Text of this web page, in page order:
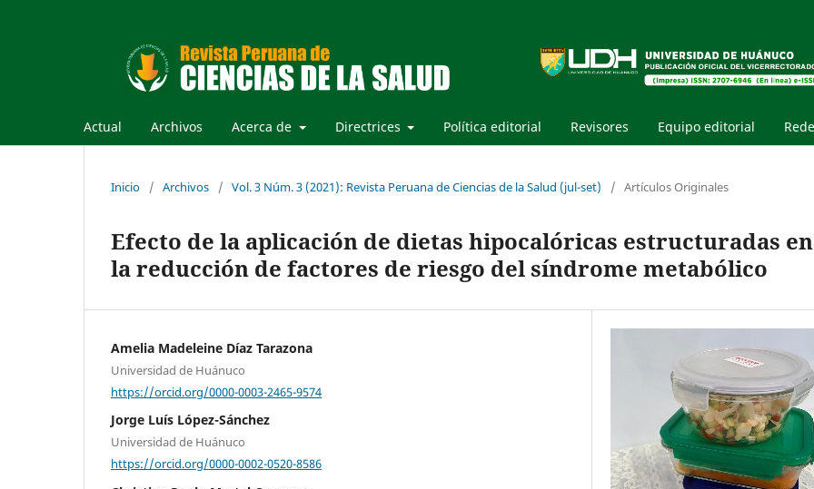
Actual Archivos Acerca de Directrices Política editorial Revisores Equipo editorial
Inicio / Archivos / Vol. 3 Núm. 3 (2021): Revista Peruana de Ciencias de la Salud (jul-set) / Artículos Originales
Efecto de la aplicación de dietas hipocalóricas estructuradas en
la reducción de factores de riesgo del síndrome metabólico
Amelia Madeleine Díaz Tarazona
Universidad de Huánuco
https://orcid.org/0000-0003-2465-9574
Jorge Luís López-Sánchez
Universidad de Huánuco
https://orcid.org/0000-0002-0520-8586